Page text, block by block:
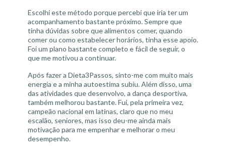
Escolhi este método porque percebi que iria ter um
acompanhamento bastante próximo. Sempre que
tinha dúvidas sobre que alimentos comer, quando
comer ou como estabelecer horários, tinha esse apoio.
Foi um plano bastante completo e fácil de seguir, o
que me motivou a continuar.
Após fazer a Dieta3Passos, sinto-me com muito mais
energia e a minha autoestima subiu. Além disso, uma
das atividades que desenvolvo, a dança desportiva,
também melhorou bastante. Fui, pela primeira vez,
campeão nacional em latinas, claro que no meu
escalão, seniores, mas isso deu-me ainda mais
motivação para me empenhar e melhorar o meu
desempenho.